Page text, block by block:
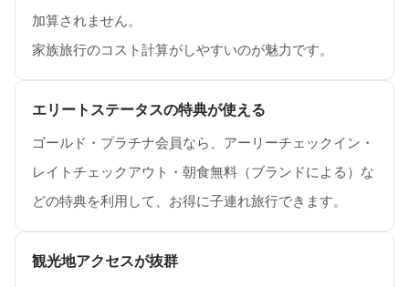
加算されません。
家族旅行のコスト計算がしやすいのが魅力です。
エリートステータスの特典が使える
ゴールド・プラチナ会員なら、アーリーチェックイン・
レイトチェックアウト・朝食無料（ブランドによる）な
どの特典を利用して、お得に子連れ旅行できます。
観光地アクセスが抜群